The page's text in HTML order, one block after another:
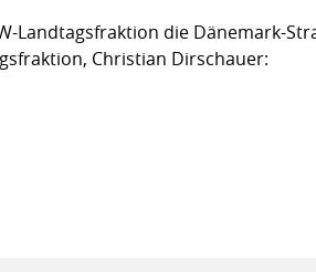
Landtagsfraktion die Dänemark-
Christian Dirschauer: